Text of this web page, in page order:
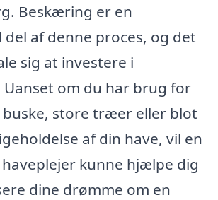
Beskæring er en
af denne proces, og det
sig at investere i
om du har brug for
store træer eller blot
af din have, vil en
kunne hjælpe dig
dine drømme om en